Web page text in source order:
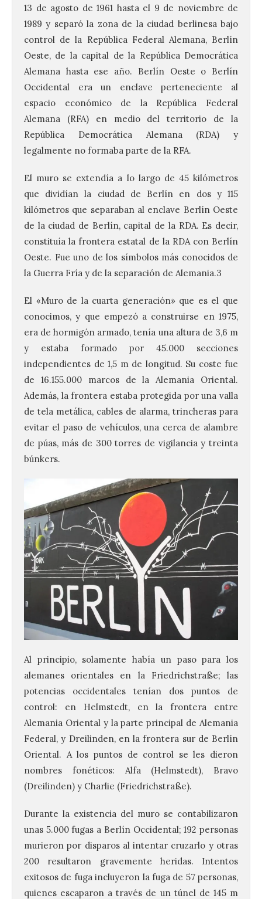
13 de agosto de 1961 hasta el 9 de noviembre de
1989 y separó la zona de la ciudad berlinesa bajo
control de la República Federal Alemana, Berlín
Oeste, de la capital de la República Democrática
Alemana hasta ese año. Berlín Oeste o Berlín
Occidental era un enclave perteneciente al
espacio económico de la República Federal
Alemana (RFA) en medio del territorio de la
República Democrática Alemana (RDA) y
legalmente no formaba parte de la RFA.
El muro se extendía a lo largo de 45 kilómetros
que dividían la ciudad de Berlín en dos y 115
kilómetros que separaban al enclave Berlín Oeste
de la ciudad de Berlín, capital de la RDA. Es decir,
constituía la frontera estatal de la RDA con Berlín
Oeste. Fue uno de los símbolos más conocidos de
la Guerra Fría y de la separación de Alemania.3
El «Muro de la cuarta generación» que es el que
conocimos, y que empezó a construirse en 1975,
era de hormigón armado, tenía una altura de 3,6 m
y estaba formado por 45.000 secciones
independientes de 1,5 m de longitud. Su coste fue
de 16.155.000 marcos de la Alemania Oriental.
Además, la frontera estaba protegida por una valla
de tela metálica, cables de alarma, trincheras para
evitar el paso de vehículos, una cerca de alambre
de púas, más de 300 torres de vigilancia y treinta
búnkers.
Al principio, solamente había un paso para los
alemanes orientales en la Friedrichstraße; las
potencias occidentales tenían dos puntos de
control: en Helmstedt, en la frontera entre
Alemania Oriental y la parte principal de Alemania
Federal, y Dreilinden, en la frontera sur de Berlín
Oriental. A los puntos de control se les dieron
nombres fonéticos: Alfa (Helmstedt), Bravo
(Dreilinden) y Charlie (Friedrichstraße).
Durante la existencia del muro se contabilizaron
unas 5.000 fugas a Berlín Occidental; 192 personas
murieron por disparos al intentar cruzarlo y otras
200 resultaron gravemente heridas. Intentos
exitosos de fuga incluyeron la fuga de 57 personas,
quienes escaparon a través de un túnel de 145 m